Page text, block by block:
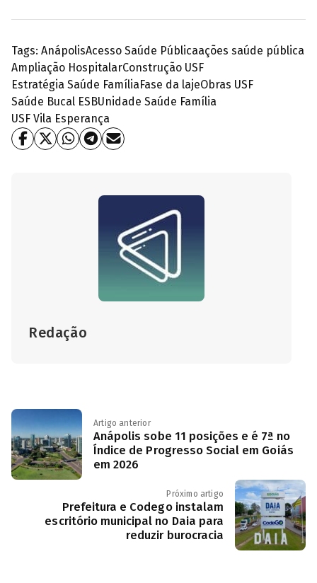
Tags: AnápolisAcesso Saúde Públicaações saúde pública
Ampliação HospitalarConstrução USF
Estratégia Saúde FamíliaFase da lajeObras USF
Saúde Bucal ESBUnidade Saúde Família
USF Vila Esperança
Redação
Artigo anterior
Anápolis sobe 11 posições e é 7ª no
Índice de Progresso Social em Goiás
em 2026
Próximo artigo
Prefeitura e Codego instalam
escritório municipal no Daia para
reduzir burocracia